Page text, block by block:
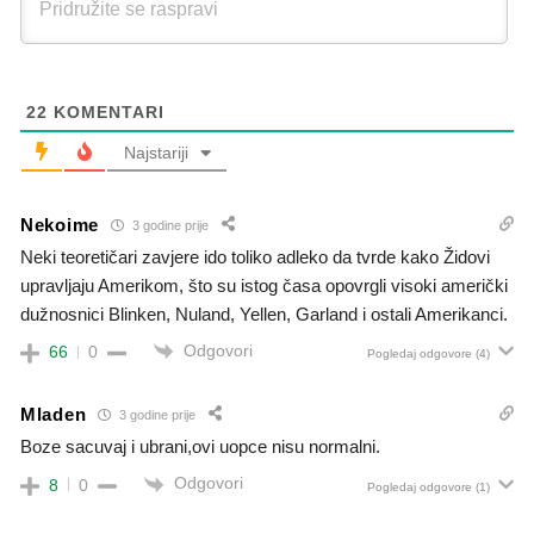
22 KOMENTARI
Najstariji
Nekoime 3 godine prije
Neki teoretičari zavjere ido toliko adleko da tvrde kako Židovi
upravljaju Amerikom, što su istog časa opovrgli visoki američki
dužnosnici Blinken, Nuland, Yellen, Garland i ostali Amerikanci.
66 0 Odgovori Pogledaj odgovore (4)
Mladen 3 godine prije
Boze sacuvaj i ubrani,ovi uopce nisu normalni.
8 0 Odgovori Pogledaj odgovore (1)